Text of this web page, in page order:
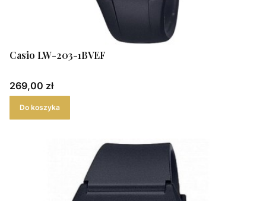
Casio LW-203-1BVEF
Cena
269,00 zł
Do koszyka